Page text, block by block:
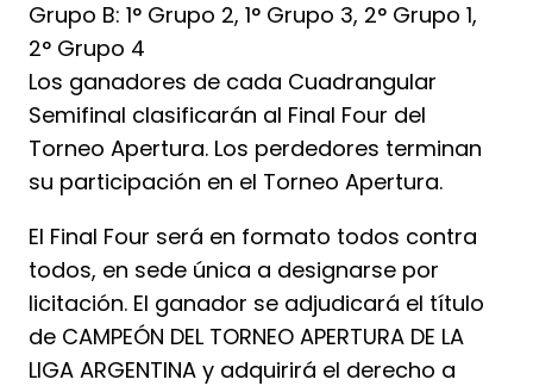
Grupo B: 1° Grupo 2, 1° Grupo 3, 2° Grupo 1,
2° Grupo 4
Los ganadores de cada Cuadrangular
Semifinal clasificarán al Final Four del
Torneo Apertura. Los perdedores terminan
su participación en el Torneo Apertura.
El Final Four será en formato todos contra
todos, en sede única a designarse por
licitación. El ganador se adjudicará el título
de CAMPEÓN DEL TORNEO APERTURA DE LA
LIGA ARGENTINA y adquirirá el derecho a